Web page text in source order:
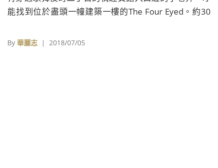
能找到位於盡頭一幢建築一樓的The Four Eyed。約30
古著、配飾等，如Charles Jeffrey、Y/Project、Martine
By 華麗志 | 2018/07/05